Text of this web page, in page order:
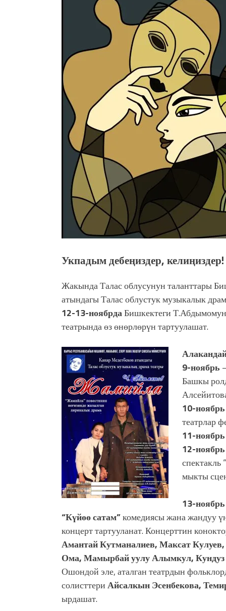
Латын арибиндеги
тарыхы жана
“КАРА КЕМПИР”:
Кыргызстандагы эң ири
Royal Central Park'ка 30 миң
Фестиваль Symphony of
тысяч гостей
Жыргалбек КАСАБОЛОТОВ:
тегерек столго атка
болмок”
Укпадым дебеңиздер, келиңиздер!
Жакында Талас облусунун таланттары
атындагы Талас облустук музыкалык
12-13-ноябрдаБишкектеги
театрында өз өнөрлөрүн тартуулашат.
9-ноябрь
Башкы
10-ноябрь
театрлар
11-ноябрь
12-ноябрь
мыкты
13-ноябрь
“Күйөө сатам”комедиясы жана жандуу
концерт тартууланат. Концерттин
Амантай Кутманалиев, Максат
Ома, Мамырбай уулу Алымкул,
Ошондой эле, аталган театрдын
солисттериАйсалкын Эсенбекова,
ырдашат.